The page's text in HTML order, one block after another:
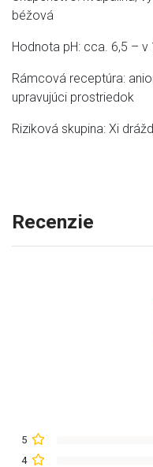
béžová
Hodnota pH: cca. 6,5 –
Rámcová receptúra:
upravujúci prostriedok
Riziková skupina: Xi
Recenzie
5
4